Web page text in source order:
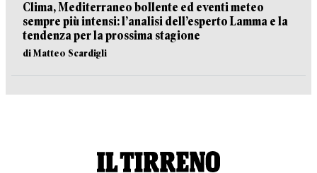
Clima, Mediterraneo bollente ed eventi meteo
sempre più intensi: l’analisi dell’esperto Lamma e la
tendenza per la prossima stagione
di Matteo Scardigli